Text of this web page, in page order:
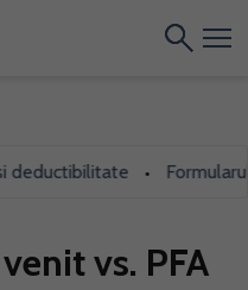
• Formularul
vs. PFA